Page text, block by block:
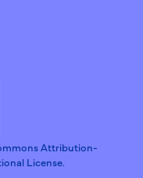
Attribution-
License.